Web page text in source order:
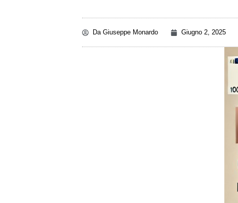
DaGiuseppe Monardo Giugno 2, 2025